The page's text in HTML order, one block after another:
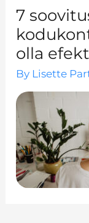
7
olla
By Lisette